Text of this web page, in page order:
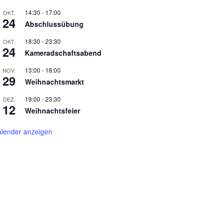
OKT.
24
14:30 - 17:00
Abschlussübung
OKT.
24
18:30 -23:30
Kameradschaftsabend
NOV.
29
13:00 - 18:00
Weihnachtsmarkt
DEZ.
12
19:00 -23:30
Weihnachtsfeier
anzeigen